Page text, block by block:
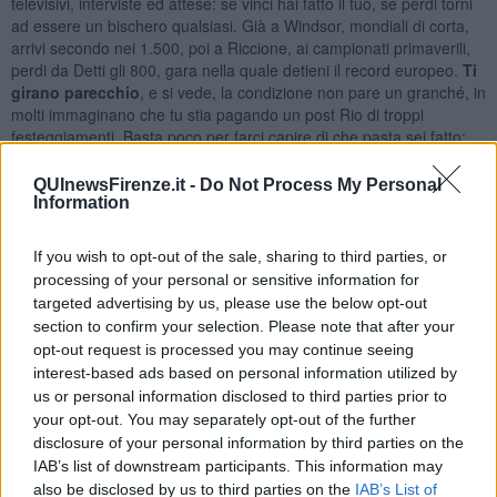
QUInewsFirenze.it - Do Not Process My Personal
Information
If you wish to opt-out of the sale, sharing to third parties, or
processing of your personal or sensitive information for
targeted advertising by us, please use the below opt-out
section to confirm your selection. Please note that after your
opt-out request is processed you may continue seeing
interest-based ads based on personal information utilized by
us or personal information disclosed to third parties prior to
your opt-out. You may separately opt-out of the further
disclosure of your personal information by third parties on the
IAB’s list of downstream participants. This information may
also be disclosed by us to third parties on the IAB’s List of
ad essere un bischero qualsiasi. Già a Windsor, mondiali di corta,
arrivi secondo nei 1.500, poi a Riccione, ai campionati primaverili,
perdi da Detti gli 800, gara nella quale detieni il record europeo. Ti
girano parecchio , e si vede, la condizione non pare un granché, in
molti immaginano che tu stia pagando un post Rio di troppi
festeggiamenti. Basta poco per farci capire di che pasta sei fatto:
bocca aperta, nessuno può avere dubbi sulla tua tenuta mentale, la
tua determinazione.
batteria ti sei trovato accanto il giovane ucraino Romanchuck, che
la federazione ha ospitato per quasi un anno ad Ostia per allenarsi
con i nostri guidati da Stefano Morini (oh, ma non si dovevano
aiutare a casa loro?). L’irrispettoso pischello si prende il lusso di
batterti per 20 centesimi, sfoderando un finale che non possiedi,
riprendendoti metri ad ogni virata, l’impressione è quella di trovarsi
di fronte ad un talentuoso succhiaruote che sfrutta le scie e poi
piazza lo scatto vincente. La finale sarà una gara complicata.
Gregorio l’affronta a modo suo, da protagonista, la imposta
all’attacco ma non basta. Attacca ancora ma non basta, l’ucraino è
sempre lì, non molla. Credo che un qualsiasi nuotatore con minori